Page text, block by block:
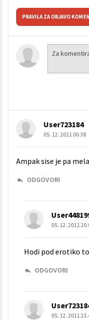
PRAVILA ZA OBJAVO
User723184
05. 12. 2011 00.38
Ampak sise je pa
ODGOVORI
05. 12. 2011
Hodi pod erotiko
ODGOVORI
05. 12. 2011